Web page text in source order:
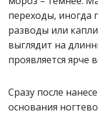
переходы, иногда
разводы или
выглядит на
проявляется ярче
Сразу после
основания